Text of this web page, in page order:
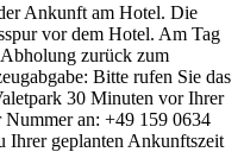
Ankunft am Hotel. Die
vor dem Hotel. Am Tag
zurück zum
Bitte rufen Sie das
30 Minuten vor Ihrer
an: +49 159 0634
Ihrer geplanten Ankunftszeit